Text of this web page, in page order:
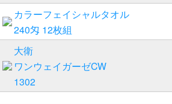
カラーフェイシャルタオル
240匁 12枚組
大衛
ワンウェイガーゼCW
1302